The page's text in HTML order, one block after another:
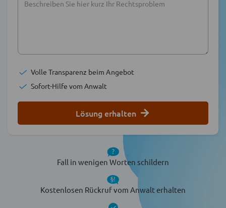
Volle Transparenz beim Angebot
Sofort-Hilfe vom Anwalt
Lösung erhalten
Fall in wenigen Worten schildern
Kostenlosen Rückruf vom Anwalt erhalten